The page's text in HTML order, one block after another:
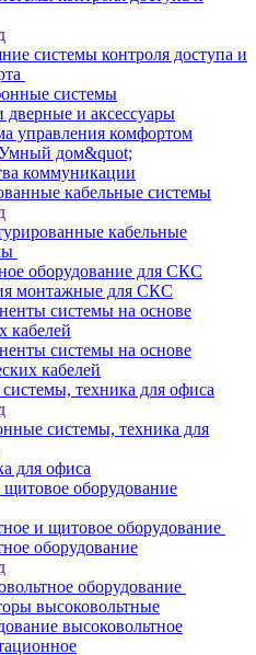
системы контроля доступа и
системы
дверные и аксессуары
управления комфортом
дом&quot;
коммуникации
кабельные системы
кабельные
оборудование для СКС
монтажные для СКС
системы на основе
кабелей
системы на основе
кабелей
техника для офиса
системы, техника для
для офиса
оборудование
и щитовое оборудование
оборудование
оборудование
высоковольтные
высоковольтное